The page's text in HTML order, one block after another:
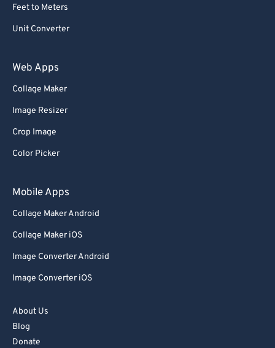
Feet to Meters
Unit Converter
Web Apps
Collage Maker
Image Resizer
Crop Image
Color Picker
Mobile Apps
Collage Maker Android
Collage Maker iOS
Image Converter Android
Image Converter iOS
About Us
Blog
Donate